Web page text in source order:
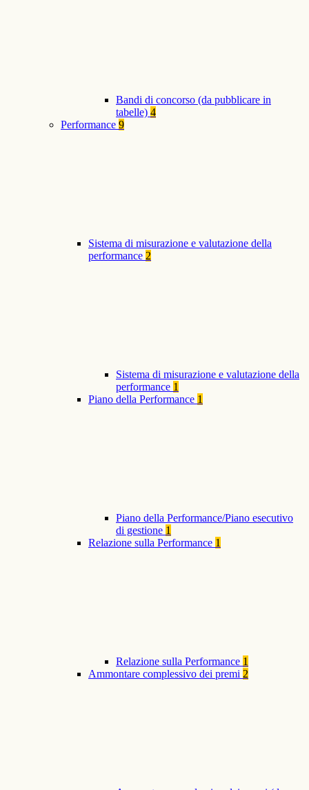
Bandi di concorso (da pubblicare in
tabelle) 4
Performance 9
Sistema di misurazione e valutazione della
performance 2
Sistema di misurazione e valutazione della
performance 1
Piano della Performance 1
Piano della Performance/Piano esecutivo
di gestione 1
Relazione sulla Performance 1
Relazione sulla Performance 1
Ammontare complessivo dei premi 2